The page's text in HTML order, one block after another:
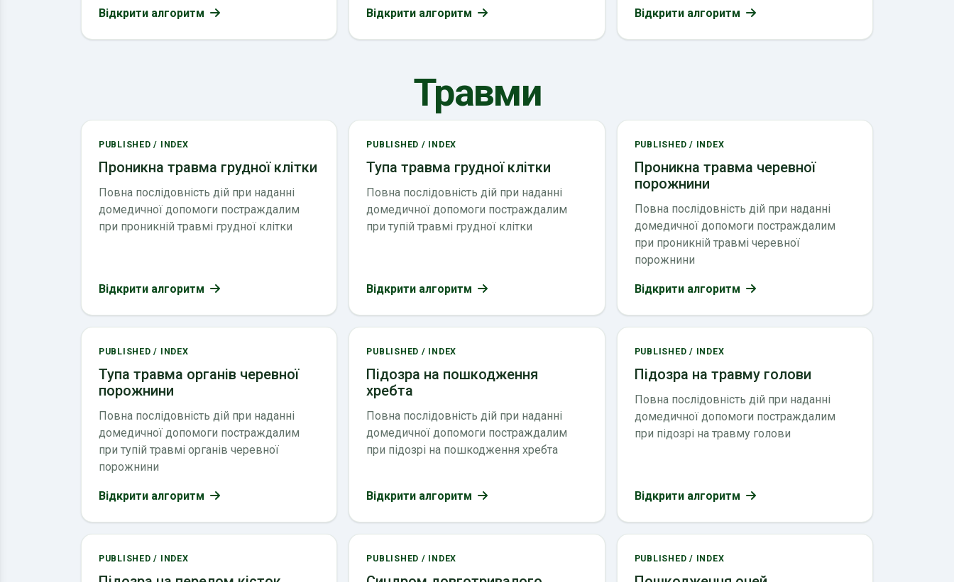
Відкрити алгоритм Відкрити алгоритм Відкрити алгоритм
Травми
PUBLISHED / INDEX
Проникна травма грудної клітки
Повна послідовність дій при наданні
домедичної допомоги постраждалим
при проникній травмі грудної клітки
Відкрити алгоритм
PUBLISHED / INDEX
Тупа травма грудної клітки
Повна послідовність дій при наданні
домедичної допомоги постраждалим
при тупій травмі грудної клітки
Відкрити алгоритм
PUBLISHED / INDEX
Проникна травма черевної
порожнини
Повна послідовність дій при наданні
домедичної допомоги постраждалим
при проникній травмі черевної
порожнини
Відкрити алгоритм
PUBLISHED / INDEX
Тупа травма органів черевної
порожнини
Повна послідовність дій при наданні
домедичної допомоги постраждалим
при тупій травмі органів черевної
порожнини
Відкрити алгоритм
PUBLISHED / INDEX
Підозра на пошкодження
хребта
Повна послідовність дій при наданні
домедичної допомоги постраждалим
при підозрі на пошкодження хребта
Відкрити алгоритм
PUBLISHED / INDEX
Підозра на травму голови
Повна послідовність дій при наданні
домедичної допомоги постраждалим
при підозрі на травму голови
Відкрити алгоритм
PUBLISHED / INDEX PUBLISHED / INDEX PUBLISHED / INDEX